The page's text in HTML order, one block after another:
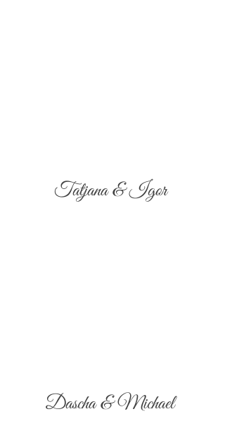
Tatjana & Igor
Dascha & Michael